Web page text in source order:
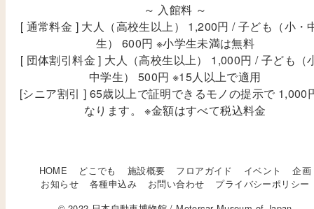
～ 入館料 ～
[ 通常料金 ] 大人（高校生以上） 1,200円 / 子ども（小・
生） 600円 ※小学生未満は無料
[ 団体割引料金 ] 大人（高校生以上） 1,000円 / 子ども（
中学生） 500円 ※15人以上で適用
[シニア割引 ] 65歳以上で証明できるモノの提示で 1,000
なります。 ※金額はすべて税込料金
HOME どこでも 施設概要 フロアガイド イベント
企画
お知らせ
各種申込み お問い合わせ
プライバシーポリシー